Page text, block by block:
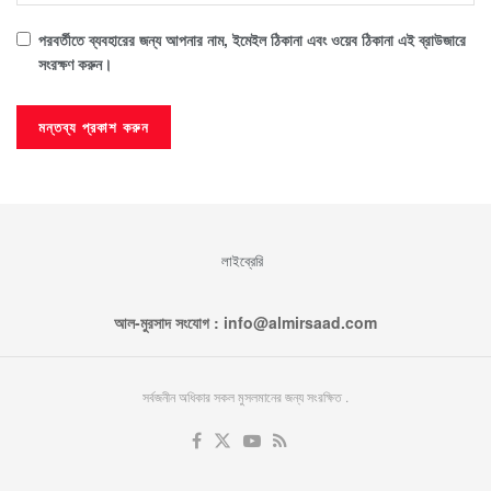
পরবর্তীতে ব্যবহারের জন্য আপনার নাম, ইমেইল ঠিকানা এবং ওয়েব ঠিকানা এই ব্রাউজারে
সংরক্ষণ করুন।
লাইব্রেরি
আল-মুরসাদ সংযোগ : info@almirsaad.com
সর্বজনীন অধিকার সকল মুসলমানের জন্য সংরক্ষিত .